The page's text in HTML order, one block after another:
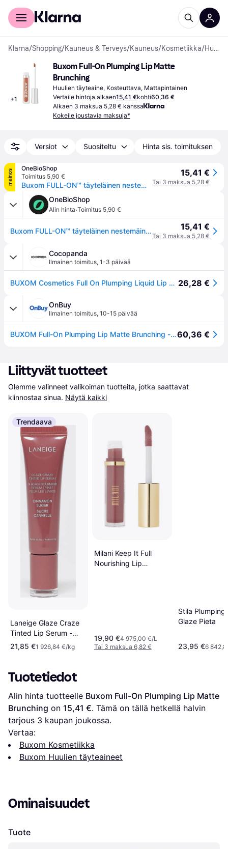
Kuluttajille
Klarna/Shopping/Kauneus & Terveys/Kauneus/Kosmetiikka/ Huulien täyteaineet
+1
Buxom Full-On Plumping Lip Matte
Brunching
Huulien täyteaine, Kosteuttava, Mattapintainen
Vertaile hintoja alkaen15,41 €kohti60,36 €
Alkaen 3 maksua 5,28 € kanssa
Kokeile joustavia maksuja*
Versiot Suositeltu Hinta sis. toimituksen
mainos
OneBioShop
Toimitus 5,90 €
Buxom FULL-ON™ täyteläinen nestemäinen huulipuna vaalea mattavärinen brunching 4,2 ml
15,41 €
Tai 3 maksua 5,28 €
OneBioShop
Alin hinta·Toimitus 5,90 €
Buxom FULL-ON™ täyteläinen nestemäinen huulipuna vaalea mattavärinen brunching 4,2 ml 15,41 €
Tai 3 maksua 5,28 €
Cocopanda
Ilmainen toimitus, 1-3 päivää
BUXOM Cosmetics Full On Plumping Liquid Lip Matte Brunching 4,2ml 26,28 €
OnBuy
Ilmainen toimitus, 10-15 päivää
BUXOM Full-On Plumping Lip Matte Brunching -huulipuna60,36 €
Liittyvät tuotteet
Olemme valinneet valikoiman tuotteita, jotka saattavat
kiinnostaa sinua. Näytä kaikki
Trendaava
Laneige Glaze Craze
Tinted Lip Serum -
Tonat l'ppserum
21,85 €1 926,84 €/kg
Milani Keep It Full
Nourishing Lip
19,90 €4 975,00 €/L
Tai 3 maksua 6,82 €
Stila Plumping
Glaze Pieta
23,95 €6
Tuotetiedot
Alin hinta tuotteelle Buxom Full-On Plumping Lip Matte
Brunching on 15,41 €. Tämä on tällä hetkellä halvin
tarjous 3 kaupan joukossa.
Vertaa:
Buxom Kosmetiikka
Buxom Huulien täyteaineet
Ominaisuudet
Tuote